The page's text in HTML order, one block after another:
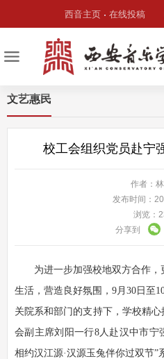
西音主页 在线投稿
文艺惠民
校工会组织党员赴宁
作者：
发布时间：
浏览：
分享到
为进一步加强校地双方合作
生活，营造良好氛围，9月30日至
关院系和部门的支持下，学校精
会副主席刘阳一行8人赴汉中市宁
相约汉江源·汉源玉兔伴你过双节”